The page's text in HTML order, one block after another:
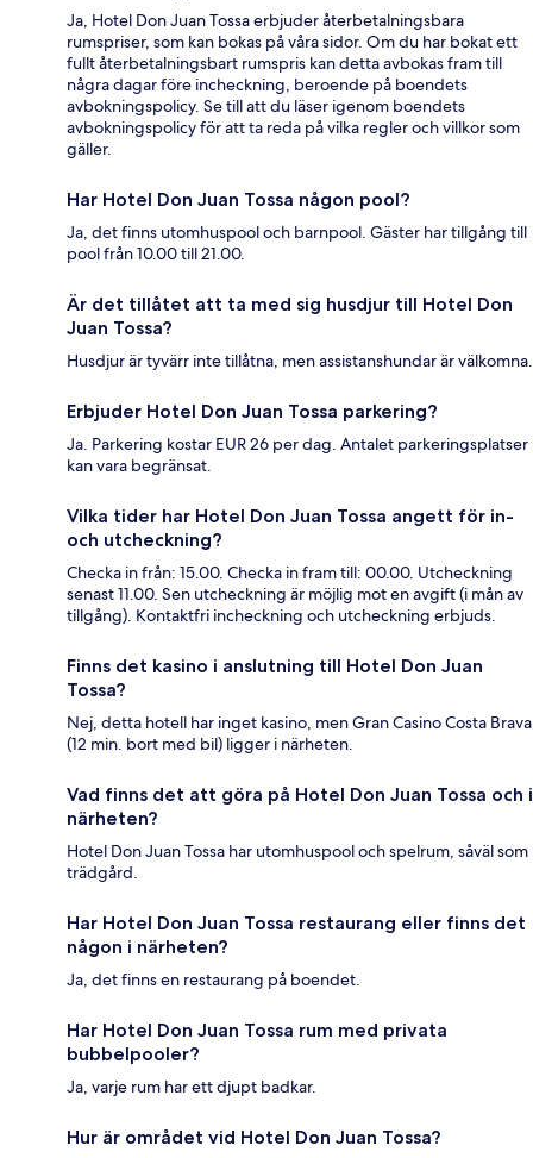
Ja, Hotel Don Juan Tossa erbjuder återbetalningsbara
rumspriser, som kan bokas på våra sidor. Om du har bokat ett
fullt återbetalningsbart rumspris kan detta avbokas fram till
några dagar före incheckning, beroende på boendets
avbokningspolicy. Se till att du läser igenom boendets
avbokningspolicy för att ta reda på vilka regler och villkor som
gäller.
Har Hotel Don Juan Tossa någon pool?
Ja, det finns utomhuspool och barnpool. Gäster har tillgång till
pool från 10.00 till 21.00.
Är det tillåtet att ta med sig husdjur till Hotel Don
Juan Tossa?
Husdjur är tyvärr inte tillåtna, men assistanshundar är välkomna.
Erbjuder Hotel Don Juan Tossa parkering?
Ja. Parkering kostar EUR 26 per dag. Antalet parkeringsplatser
kan vara begränsat.
Vilka tider har Hotel Don Juan Tossa angett för in-
och utcheckning?
Checka in från: 15.00. Checka in fram till: 00.00. Utcheckning
senast 11.00. Sen utcheckning är möjlig mot en avgift (i mån av
tillgång). Kontaktfri incheckning och utcheckning erbjuds.
Finns det kasino i anslutning till Hotel Don Juan
Tossa?
Nej, detta hotell har inget kasino, men Gran Casino Costa Brava
(12 min. bort med bil) ligger i närheten.
Vad finns det att göra på Hotel Don Juan Tossa och i
närheten?
Hotel Don Juan Tossa har utomhuspool och spelrum, såväl som
trädgård.
Har Hotel Don Juan Tossa restaurang eller finns det
någon i närheten?
Ja, det finns en restaurang på boendet.
Har Hotel Don Juan Tossa rum med privata
bubbelpooler?
Ja, varje rum har ett djupt badkar.
Hur är området vid Hotel Don Juan Tossa?